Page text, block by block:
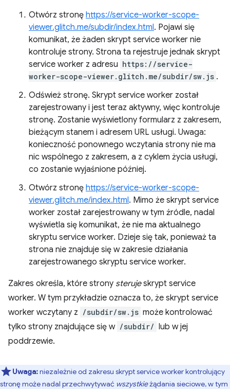
Otwórz stronę https://service-worker-scope-
viewer.glitch.me/subdir/index.html. Pojawi się
komunikat, że żaden skrypt service worker nie
kontroluje strony. Strona ta rejestruje jednak skrypt
service worker z adresu https://service-
worker-scope-viewer.glitch.me/subdir/sw.js .
Odśwież stronę. Skrypt service worker został
zarejestrowany i jest teraz aktywny, więc kontroluje
stronę. Zostanie wyświetlony formularz z zakresem,
bieżącym stanem i adresem URL usługi. Uwaga:
konieczność ponownego wczytania strony nie ma
nic wspólnego z zakresem, a z cyklem życia usługi,
co zostanie wyjaśnione później.
Otwórz stronę https://service-worker-scope-
viewer.glitch.me/index.html. Mimo że skrypt service
worker został zarejestrowany w tym źródle, nadal
wyświetla się komunikat, że nie ma aktualnego
skryptu service worker. Dzieje się tak, ponieważ ta
strona nie znajduje się w zakresie działania
zarejestrowanego skryptu service worker.
Zakres określa, które strony sterujeskrypt service
worker. W tym przykładzie oznacza to, że skrypt service
worker wczytany z /subdir/sw.js może kontrolować
tylko strony znajdujące się w /subdir/ lub w jej
poddrzewie.
Uwaga:niezależnie od zakresu skrypt service worker kontrolujący
stronę może nadal przechwytywać wszystkieżądania sieciowe, w tym